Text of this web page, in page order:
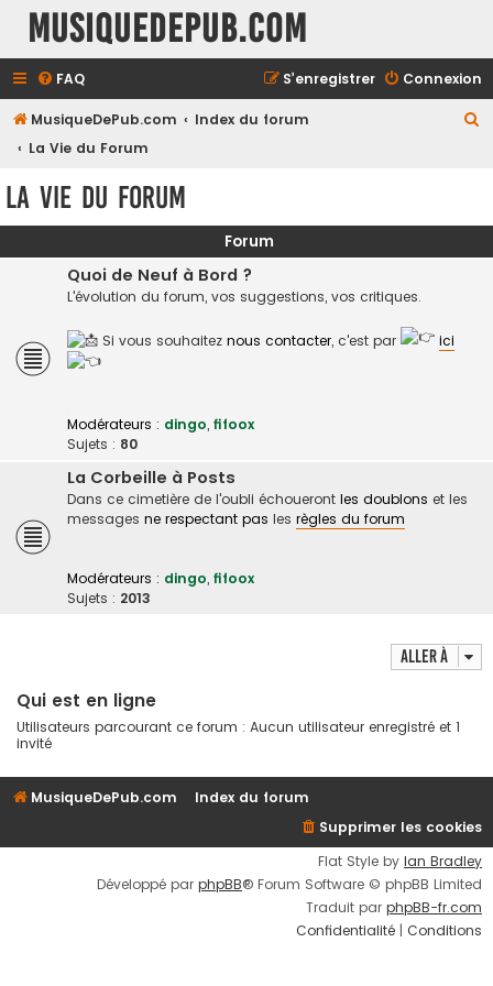
MusiqueDePub.com
FAQ Connexion
S’enregistrer
MusiqueDePub.com
Index du forum
La Vie du Forum
r
La Vie du Forum
Forum
Quoi de Neuf à Bord ?
L'évolution du forum, vos suggestions, vos critiques.
Si vous souhaitez nous contacter, c'est par ici
Modérateurs : dingo, fifoox
Sujets : 80
La Corbeille à Posts
Dans ce cimetière de l'oubli échoueront les doublons et les
messages ne respectant pas les règles du forum
Modérateurs : dingo, fifoox
Sujets : 2013
Aller à
Qui est en ligne
Utilisateurs parcourant ce forum : Aucun utilisateur enregistré et 1
invité
MusiqueDePub.com
Index du forum
Supprimer les cookies
Flat Style by Ian Bradley
Développé par phpBB® Forum Software © phpBB Limited
Traduit par phpBB-fr.com
Confidentialité | Conditions